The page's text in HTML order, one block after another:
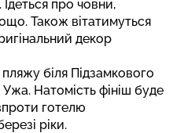
про човни,
Також вітатимуться
декор
біля Підзамкового
Натомість фініш буде
готелю
ріки.